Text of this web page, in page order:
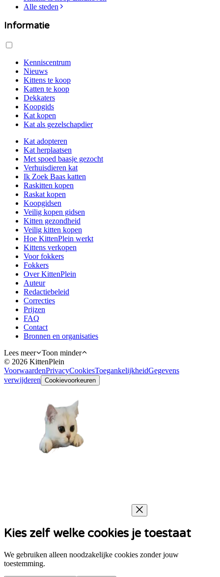
Alle steden
Informatie
Kenniscentrum
Nieuws
Kittens te koop
Katten te koop
Dekkaters
Koopgids
Kat kopen
Kat als gezelschapdier
Kat adopteren
Kat herplaatsen
Met spoed baasje gezocht
Verhuisdieren kat
Ik Zoek Baas katten
Raskitten kopen
Raskat kopen
Koopgidsen
Veilig kopen gidsen
Kitten gezondheid
Veilig kitten kopen
Hoe KittenPlein werkt
Kittens verkopen
Voor fokkers
Fokkers
Over KittenPlein
Auteur
Redactiebeleid
Correcties
Prijzen
FAQ
Contact
Bronnen en organisaties
Lees meer
Toon minder
© 2026 KittenPlein
VoorwaardenPrivacyCookiesToegankelijkheidGegevens
verwijderen Cookievoorkeuren
Kies zelf welke cookies je toestaat
We gebruiken alleen noodzakelijke cookies zonder jouw
toestemming.